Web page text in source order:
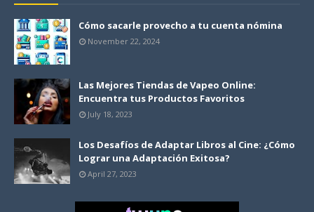
Cómo sacarle provecho a tu cuenta nómina
November 22, 2024
Las Mejores Tiendas de Vapeo Online:
Encuentra tus Productos Favoritos
July 18, 2023
Los Desafíos de Adaptar Libros al Cine: ¿Cómo
Lograr una Adaptación Exitosa?
April 27, 2023